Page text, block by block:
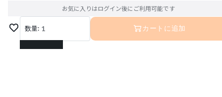
お気に入りはログイン後にご利用可能です
数量: 1
1
カートに追加